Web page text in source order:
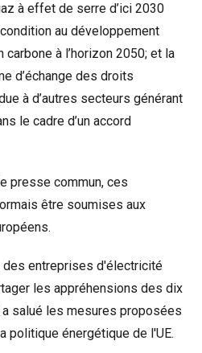
à effet de serre d’ici 2030
au développement
carbone à l’horizon 2050; et la
d’échange des droits
à d’autres secteurs générant
le cadre d’un accord
presse commun, ces
être soumises aux
des entreprises d'électricité
les appréhensions des dix
salué les mesures proposées
politique énergétique de l'UE.